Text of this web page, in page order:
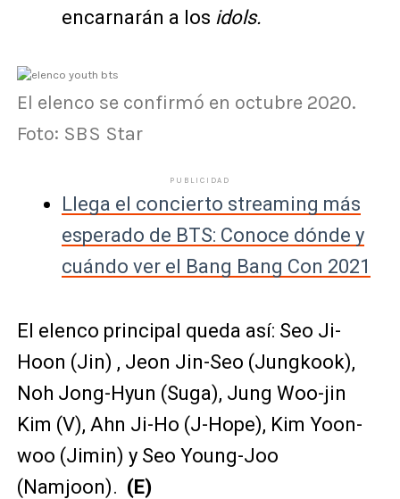
encarnarán a los idols.
El elenco se confirmó en octubre 2020.
Foto: SBS Star
PUBLICIDAD
Llega el concierto streaming más
esperado de BTS: Conoce dónde y
cuándo ver el Bang Bang Con 2021
El elenco principal queda así: Seo Ji-
Hoon (Jin) , Jeon Jin-Seo (Jungkook),
Noh Jong-Hyun (Suga), Jung Woo-jin
Kim (V), Ahn Ji-Ho (J-Hope), Kim Yoon-
woo (Jimin) y Seo Young-Joo
(Namjoon). (E)